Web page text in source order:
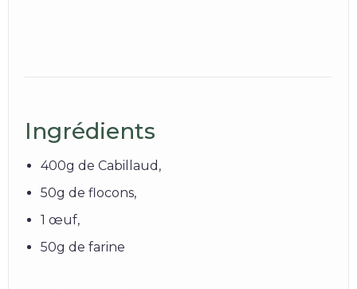
Ingrédients
400g de Cabillaud,
50g de flocons,
1 œuf,
50g de farine